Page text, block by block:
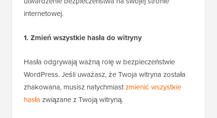
internetowej.
1. Zmień wszystkie hasła do witryny
Hasła odgrywają ważną rolę w bezpieczeństwie
WordPress. Jeśli uważasz, że Twoja witryna została
zhakowana, musisz natychmiastzmienić wszystkie
hasła związane z Twoją witryną.